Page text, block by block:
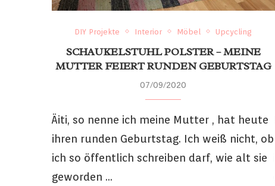
DIY Projekte Interior Möbel Upcycling
SCHAUKELSTUHL POLSTER – MEINE
MUTTER FEIERT RUNDEN GEBURTSTAG
07/09/2020
Äiti, so nenne ich meine Mutter , hat heute
ihren runden Geburtstag. Ich weiß nicht, ob
ich so öffentlich schreiben darf, wie alt sie
geworden …